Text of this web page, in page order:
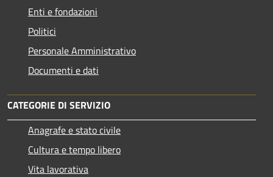
Enti e fondazioni
Politici
Personale Amministrativo
Documenti e dati
CATEGORIE DI SERVIZIO
Anagrafe e stato civile
Cultura e tempo libero
Vita lavorativa